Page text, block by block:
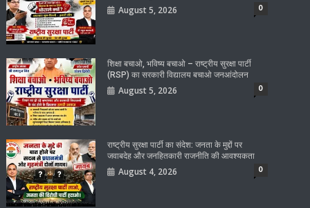
August 5, 2026 0
शिक्षा बचाओ, भविष्य बचाओ – राष्ट्रीय सुरक्षा पार्टी
(RSP) का सरकारी विद्यालय बचाओ जनआंदोलन
August 5, 2026 0
राष्ट्रीय सुरक्षा पार्टी का संदेश: जनता के मुद्दों पर
जवाबदेह और जनहितकारी राजनीति की आवश्यकता
August 4, 2026 0